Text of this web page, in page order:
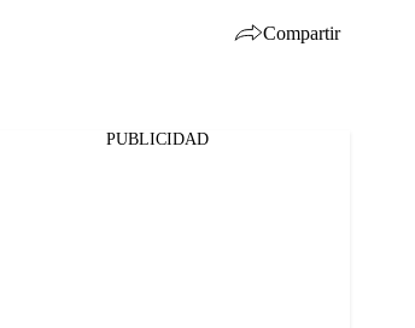
Compartir
PUBLICIDAD